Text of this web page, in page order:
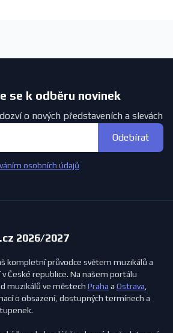
se k odběru novinek
o nových představeních a slevách
Odebírat
osobních údajů
2026/2027
kompletní průvodce světem muzikálů a
České republice. Na našem portálu
muzikálů ve městech Praha a Ostrava,
o obsazení, dostupných termínech a